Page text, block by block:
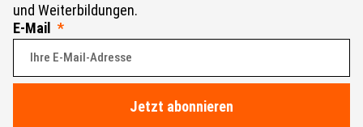
und Weiterbildungen.
E-Mail
Jetzt abonnieren